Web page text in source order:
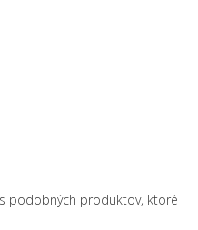
podobných produktov, ktoré